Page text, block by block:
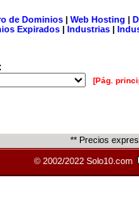
de Dominios| Web Hosting |
Expirados | Industrias |
[Pág.
** Precios
© 2002/2022 Solo10.com